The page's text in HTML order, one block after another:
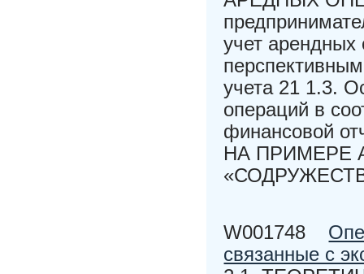
учет арендных
учета 21 1.3.
операций в
финансовой
НА ПРИМЕРЕ
W001748
связанные с